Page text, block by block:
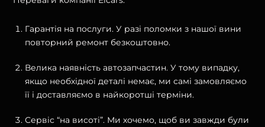
Гарантія на послуги. У разі поломки з нашої вини
повторний ремонт безкоштовно.
Велика наявність автозапчастин. У тому випадку,
якщо необхідної деталі немає, ми самі замовляємо
її і доставляємо в найкоротші терміни.
Сервіс “на висоті”. Ми хочемо, щоб ви завжди були